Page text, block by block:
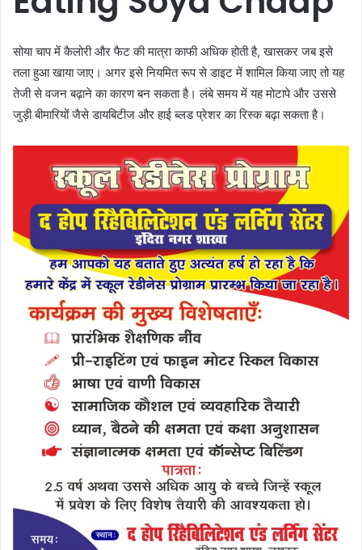
सोया चाप में कैलोरी और फैट की मात्रा काफी अधिक होती है, खासकर जब इसे
तला हुआ खाया जाए। अगर इसे नियमित रूप से डाइट में शामिल किया जाए तो यह
तेजी से वजन बढ़ाने का कारण बन सकता है। लंबे समय में यह मोटापे और उससे
जुड़ी बीमारियों जैसे डायबिटीज और हाई ब्लड प्रेशर का रिस्क बढ़ा सकता है।